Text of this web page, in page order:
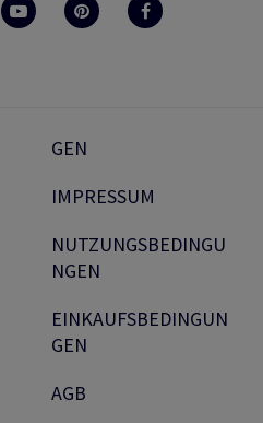
GEN
IMPRESSUM
NUTZUNGSBEDINGU
NGEN
EINKAUFSBEDINGUN
GEN
AGB